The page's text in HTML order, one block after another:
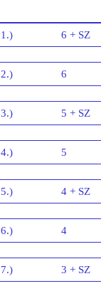
1.) 6 + SZ
2.) 6
3.) 5 + SZ
4.) 5
5.) 4 + SZ
6.) 4
7.) 3 + SZ